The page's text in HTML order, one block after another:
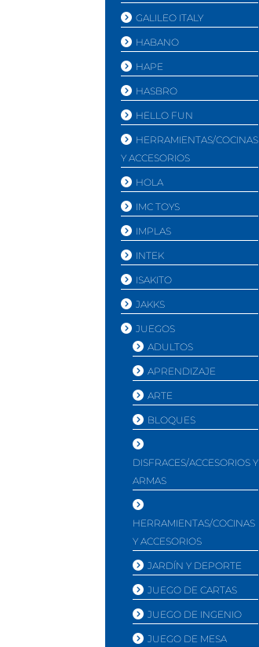
GALILEO ITALY
HABANO
HAPE
HASBRO
HELLO FUN
HERRAMIENTAS/COCINAS
Y ACCESORIOS
HOLA
IMC TOYS
IMPLAS
INTEK
ISAKITO
JAKKS
JUEGOS
ADULTOS
APRENDIZAJE
ARTE
BLOQUES
DISFRACES/ACCESORIOS Y
ARMAS
HERRAMIENTAS/COCINAS
Y ACCESORIOS
JARDÍ­N Y DEPORTE
JUEGO DE CARTAS
JUEGO DE INGENIO
JUEGO DE MESA